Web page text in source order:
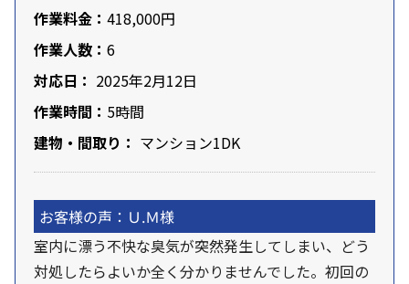
作業料金： 418,000円
作業人数： 6
対応日： 2025年2月12日
作業時間： 5時間
建物・間取り： マンション1DK
お客様の声：Ｕ.Ｍ様
室内に漂う不快な臭気が突然発生してしまい、どう
対処したらよいか全く分かりませんでした。初回の